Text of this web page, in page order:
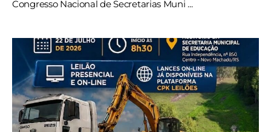
Congresso Nacional de Secretarias Muni ...